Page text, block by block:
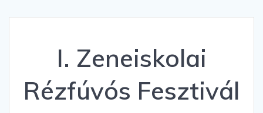
I. Zeneiskolai
Rézfúvós Fesztivál